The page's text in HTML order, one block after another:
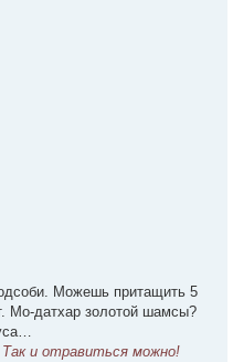
Можешь притащить 5
Мо-датхар золотой шамсы?
и отравиться можно!